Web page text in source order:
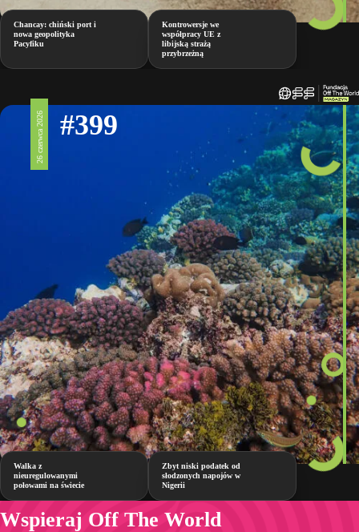
Chancay: chiński port i
nowa geopolityka
Pacyfiku
Kontrowersje we
współpracy UE z
libijską strażą
przybrzeżną
26 czerwca 2026 #399
Walka z
nieuregulowanymi
połowami na świecie
Zbyt niski podatek od
słodzonych napojów w
Nigerii
Wspieraj Off The World